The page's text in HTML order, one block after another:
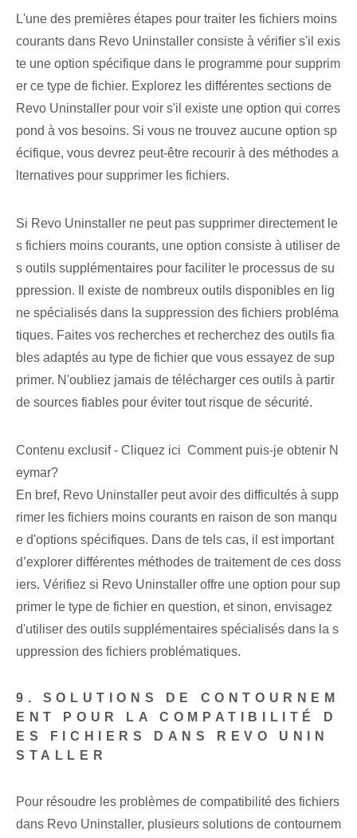
L'une des premières étapes pour traiter les fichiers moins
courants dans Revo Uninstaller consiste à vérifier s'il exis
te une option spécifique dans le programme pour supprim
er ce type de fichier. Explorez les différentes sections de
Revo Uninstaller pour voir s'il existe une option qui corres
pond à vos besoins. Si vous ne trouvez aucune option sp
écifique, vous devrez peut-être recourir à des méthodes a
lternatives pour supprimer les fichiers.
Si Revo Uninstaller ne peut pas supprimer directement le
s fichiers moins courants, une option consiste à utiliser de
s outils supplémentaires pour faciliter le processus de su
ppression. Il existe de nombreux outils disponibles en lig
ne spécialisés dans la suppression des fichiers probléma
tiques. Faites vos recherches et recherchez des outils fia
bles adaptés au type de fichier que vous essayez de sup
primer. N'oubliez jamais de télécharger ces outils à partir
de sources fiables pour éviter tout risque de sécurité.
Contenu exclusif - Cliquez ici Comment puis-je obtenir N
eymar?
En bref, Revo Uninstaller peut avoir des difficultés à supp
rimer les fichiers moins courants en raison de son manqu
e d'options spécifiques. Dans de tels cas, il est important
d’explorer différentes méthodes de traitement de ces doss
iers. Vérifiez si Revo Uninstaller offre une option pour sup
primer le type de fichier en question, et sinon, envisagez
d'utiliser des outils supplémentaires spécialisés dans la s
uppression des fichiers problématiques.
9. SOLUTIONS DE CONTOURNEM
ENT POUR LA COMPATIBILITÉ D
ES FICHIERS DANS REVO UNIN
STALLER
Pour résoudre les problèmes de compatibilité des fichiers
dans Revo Uninstaller, plusieurs solutions de contournem